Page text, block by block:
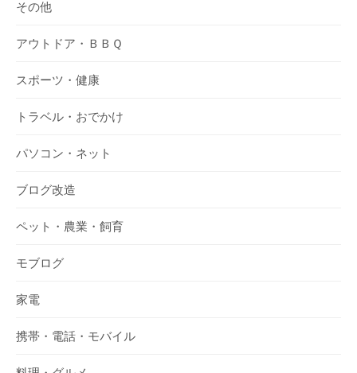
その他
アウトドア・ＢＢＱ
スポーツ・健康
トラベル・おでかけ
パソコン・ネット
ブログ改造
ペット・農業・飼育
モブログ
家電
携帯・電話・モバイル